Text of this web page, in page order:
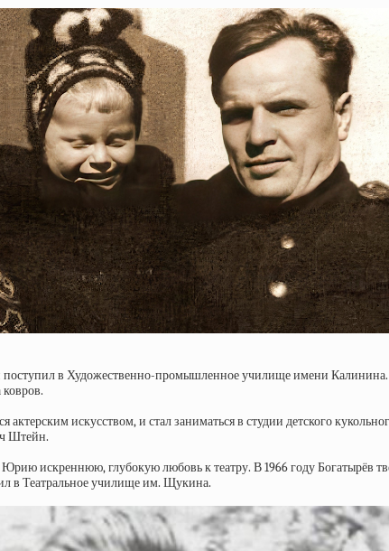
в Художественно-промышленное училище имени
актерским искусством, и стал заниматься в студии детского
Штейн.
искреннюю, глубокую любовь к театру. В 1966 году Богатырёв
в Театральное училище им. Щукина.